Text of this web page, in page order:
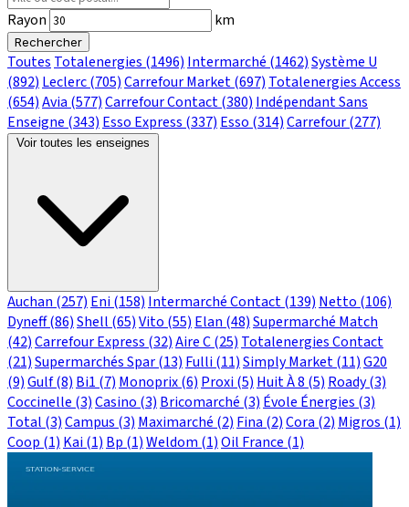
Rayon km
Rechercher
Toutes Totalenergies (1496) Intermarché (1462)Système U
(892) Leclerc(705)Carrefour Market(697) Totalenergies Access
(654)Avia (577)Carrefour Contact(380) Indépendant Sans
Enseigne (343) Esso Express (337) Esso (314)Carrefour(277)
Voir toutes les enseignes
Auchan (257) Eni(158) Intermarché Contact(139) Netto (106)
Dyneff(86)Shell (65)Vito (55) Elan (48)Supermarché Match
(42)Carrefour Express (32)Aire C(25) Totalenergies Contact
(21)Supermarchés Spar(13) Fulli(11)Simply Market(11)G20
(9)Gulf(8) Bi1 (7) Monoprix(6) Proxi(5) Huit À 8 (5) Roady(3)
Coccinelle (3)Casino (3) Bricomarché (3) Évole Énergies (3)
Total (3)Campus (3) Maximarché (2) Fina (2)Cora (2) Migros (1)
Coop (1) Kai(1) Bp (1)Weldom (1)Oil France (1)